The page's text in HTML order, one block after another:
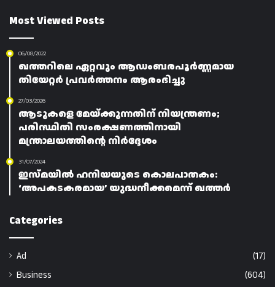
Most Viewed Posts
06/08/2022
ഖത്തറിലെ ഏറ്റവും ആഡംബരപൂർണ്ണമായ
തിയേറ്റർ പ്രവർത്തനം ആരംഭിച്ചു
27/03/2026
ആടുകളെ മേയ്ക്കുന്നതിന് നിയന്ത്രണം;
പരിസ്ഥിതി സംരക്ഷണത്തിനായി
മന്ത്രാലയത്തിന്റെ നിർദ്ദേശം
31/07/2024
ഇസ്മയിൽ ഹനിയയുടെ കൊലപാതകം:
‘അപകടകരമായ’ യുദ്ധനീക്കമെന്ന് ഖത്തർ
Categories
Ad
(17)
Business
(604)